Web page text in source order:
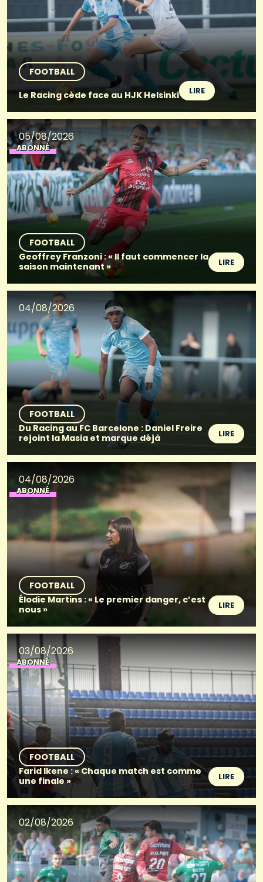
FOOTBALL
Le Racing cède face au HJK Helsinki
LIRE
05/08/2026
ABONNÉ
FOOTBALL
Geoffrey Franzoni : « Il faut commencer la
saison maintenant »
LIRE
04/08/2026
FOOTBALL
Du Racing au FC Barcelone : Daniel Freire
rejoint la Masia et marque déjà
LIRE
04/08/2026
ABONNÉ
FOOTBALL
Élodie Martins : « Le premier danger, c’est
nous »
LIRE
03/08/2026
ABONNÉ
FOOTBALL
Farid Ikene : « Chaque match est comme
une finale »
LIRE
02/08/2026